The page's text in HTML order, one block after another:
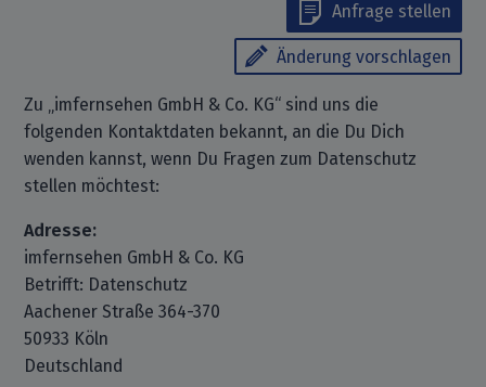
Anfrage stellen
Änderung vorschlagen
Zu „imfernsehen GmbH & Co. KG“ sind uns die
folgenden Kontaktdaten bekannt, an die Du Dich
wenden kannst, wenn Du Fragen zum Datenschutz
stellen möchtest:
Adresse:
imfernsehen GmbH & Co. KG
Betrifft: Datenschutz
Aachener Straße 364-370
50933 Köln
Deutschland